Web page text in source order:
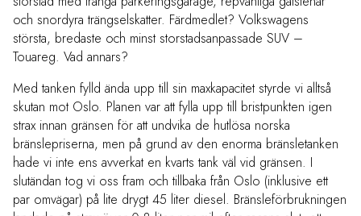
och snordyra trängselskatter. Färdmedlet? Volkswagens
största, bredaste och minst storstadsanpassade SUV –
Touareg. Vad annars?
Med tanken fylld ända upp till sin maxkapacitet styrde vi alltså
skutan mot Oslo. Planen var att fylla upp till bristpunkten igen
strax innan gränsen för att undvika de hutlösa norska
bränslepriserna, men på grund av den enorma bränsletanken
hade vi inte ens avverkat en kvarts tank väl vid gränsen. I
slutändan tog vi oss fram och tillbaka från Oslo (inklusive ett
par omvägar) på lite drygt 45 liter diesel. Bränsleförbrukningen